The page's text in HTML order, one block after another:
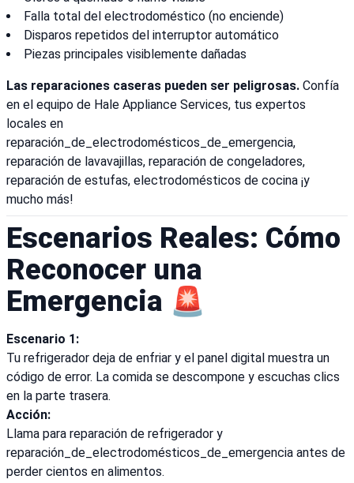
Falla total del electrodoméstico (no enciende)
Disparos repetidos del interruptor automático
Piezas principales visiblemente dañadas
Las reparaciones caseras pueden ser peligrosas. Confía
en el equipo de Hale Appliance Services, tus expertos
locales en
reparación_de_electrodomésticos_de_emergencia,
reparación de lavavajillas, reparación de congeladores,
reparación de estufas, electrodomésticos de cocina ¡y
mucho más!
Escenarios Reales: Cómo
Reconocer una
Emergencia 🚨
Escenario 1:
Tu refrigerador deja de enfriar y el panel digital muestra un
código de error. La comida se descompone y escuchas clics
en la parte trasera.
Acción:
Llama para reparación de refrigerador y
reparación_de_electrodomésticos_de_emergencia antes de
perder cientos en alimentos.